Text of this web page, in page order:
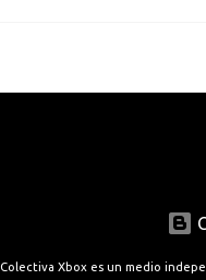
Colectiva Xbox es un medio